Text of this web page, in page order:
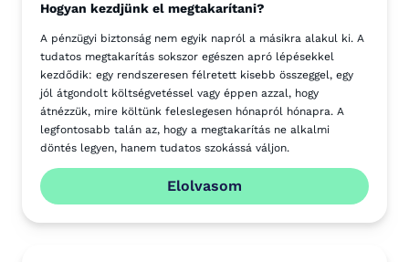
Hogyan kezdjünk el megtakarítani?
A pénzügyi biztonság nem egyik napról a másikra alakul ki. A
tudatos megtakarítás sokszor egészen apró lépésekkel
kezdődik: egy rendszeresen félretett kisebb összeggel, egy
jól átgondolt költségvetéssel vagy éppen azzal, hogy
átnézzük, mire költünk feleslegesen hónapról hónapra. A
legfontosabb talán az, hogy a megtakarítás ne alkalmi
döntés legyen, hanem tudatos szokássá váljon.
Elolvasom